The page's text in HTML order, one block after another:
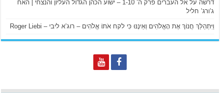
דרשה על אל העברים פרק ה’ 1-10 – ישוע הכהן הגדול העליון והנצחי | האח
ג’ורג’ חליל
וַיִּתְהַלֵּךְ חֲנוֹךְ אֶת הָאֱלֹהִים וְאֵינֶנּוּ כִּי לקח אֹתוֹ אֱלֹהִים – רוג’א ליבי – Roger Liebi